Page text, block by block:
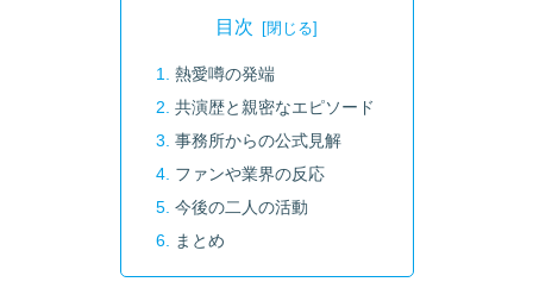
目次
熱愛噂の発端
共演歴と親密なエピソード
事務所からの公式見解
ファンや業界の反応
今後の二人の活動
まとめ